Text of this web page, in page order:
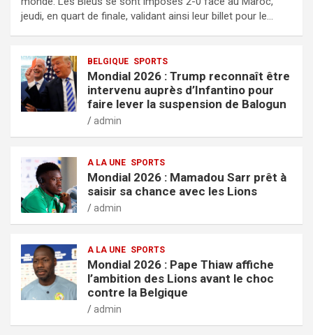
jeudi, en quart de finale, validant ainsi leur billet pour le…
BELGIQUE SPORTS
Mondial 2026 : Trump reconnaît être
intervenu auprès d’Infantino pour
faire lever la suspension de Balogun
admin
A LA UNE SPORTS
Mondial 2026 : Mamadou Sarr prêt à
saisir sa chance avec les Lions
admin
A LA UNE SPORTS
Mondial 2026 : Pape Thiaw affiche
l’ambition des Lions avant le choc
contre la Belgique
admin